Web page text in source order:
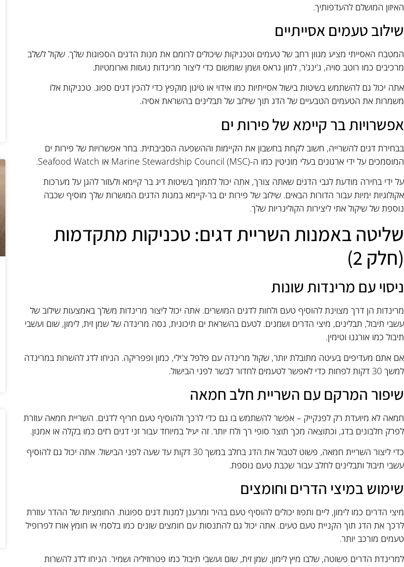
האיזון המושלם להעדפותיך.
שילוב טעמים אסייתיים
המטבח האסייתי מציע מגוון רחב של טעמים וטכניקות שיכולים לרומם את מנות הדגים הספוגות שלך. שקול לשלב
מרכיבים כמו רוטב סויה, ג'ינג'ר, למון גראס ושמן שומשום כדי ליצור מרינדות נועזות וארומטיות.
אתה יכול גם להשתמש בשיטות בישול אסייתיות כמו אידוי או טיגון מוקפץ כדי להכין דגים ספוג. טכניקות אלו
משמרות את הטעמים הטבעיים של הדג תוך שילוב של תבלינים בהשראת אסיה.
אפשרויות בר קיימא של פירות ים
בבחירת דגים להשרייה, חשוב לקחת בחשבון את הקיימות וההשפעה הסביבתית. בחר אפשרויות של פירות ים
המוסמכים על ידי ארגונים בעלי מוניטין כמו ה-Marine Stewardship Council (MSC) או Seafood Watch.
על ידי בחירה מודעת לגבי הדגים שאתה צורך, אתה יכול לתמוך בשיטות דיג בר קיימא ולעזור להגן על מערכות
אקולוגיות ימיות עבור הדורות הבאים. שילוב של פירות ים בר-קיימא במנות הדגים המושרות שלך מוסיף שכבה
נוספת של שיקול אתי ליצירות הקולינריות שלך.
שליטה באמנות השריית דגים: טכניקות מתקדמות
(חלק 2)
ניסוי עם מרינדות שונות
מרינדות הן דרך מצוינת להוסיף טעם ולחות לדגים המושרים. אתה יכול ליצור מרינדות משלך באמצעות שילוב של
עשבי תיבול, תבלינים, מיצי הדרים ושמנים. לטעם בהשראת ים תיכונית, נסה מרינדה של שמן זית, לימון, שום ועשבי
תיבול כמו אורגנו וטימין.
אם אתם מעדיפים בעיטה מתובלת יותר, שקול מרינדה עם פלפל צ'ילי, כמון ופפריקה. הניחו לדג להשרות במרינדה
למשך 30 דקות לפחות כדי לאפשר לטעמים לחדור לבשר לפני הבישול.
שיפור המרקם עם השריית חלב חמאה
חמאה לא מיועדת רק לפנקייק – אפשר להשתמש בו גם כדי לרכך ולהוסיף טעם חריף לדגים. השריית חמאה עוזרת
לפרק חלבונים בדג, וכתוצאה מכך תוצר סופי רך ולח יותר. זה יעיל במיוחד עבור זני דגים רזים כמו בקלה או אמנון.
כדי ליצור השריית חמאה, פשוט לטבול את הדג בחלב במשך 30 דקות עד שעה לפני הבישול. אתה יכול גם להוסיף
עשבי תיבול ותבלינים לחלב עבור שכבת טעם נוספת.
שימוש במיצי הדרים וחומצים
מיצי הדרים כמו לימון, ליים ותפוז יכולים להוסיף טעם בהיר ומרענן למנות דגים ספוגות. החומציות של ההדר עוזרת
לרכך את הדג תוך הקניית טעם טעים. אתה יכול גם להתנסות עם חומצים שונים כמו בלסמי או חומץ אורז לפרופיל
טעמים מורכב יותר.
למרינדת הדרים פשוטה, שלבו מיץ לימון, שמן זית, שום ועשבי תיבול כמו פטרוזיליה ושמיר. הניחו לדג להשרות